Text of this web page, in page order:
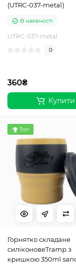
(UTRC-037-metal)
В наявності
UTRC-037-metal
0
360₴
Купити
Топ
Горнятко складане
силіконовеTramp з
кришкою 350ml sand